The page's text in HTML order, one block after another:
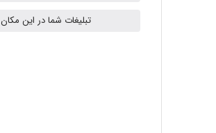
تبلیغات شما در این مکان